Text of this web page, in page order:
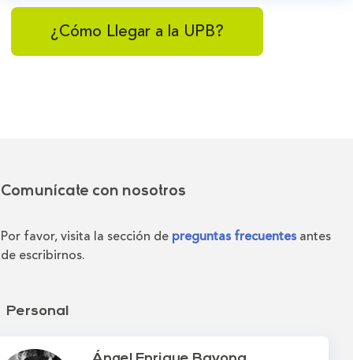
¿Cómo Llegar a la UPB?
Comunícate con nosotros
Por favor, visita la sección de preguntas frecuentes antes
de escribirnos.
Personal